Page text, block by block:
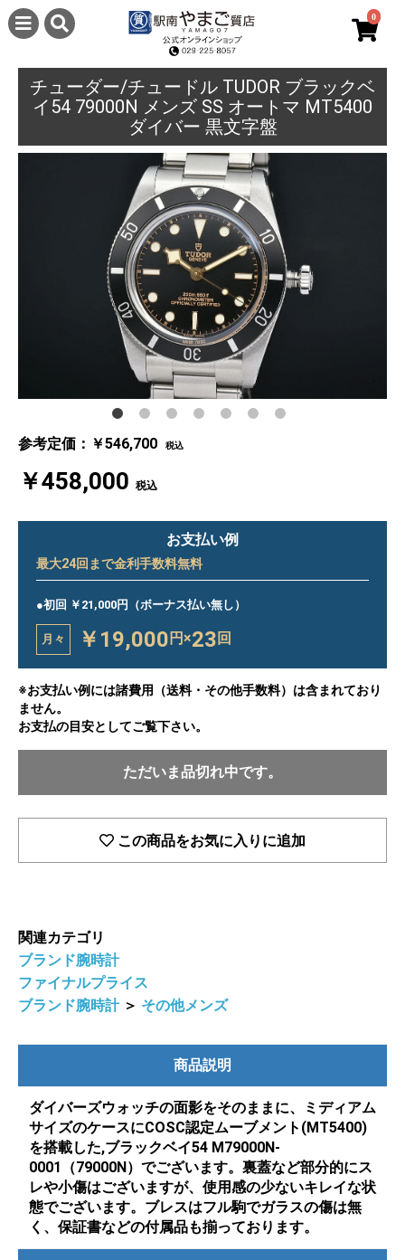
0
チューダー/チュードル TUDOR ブラックベ
イ54 79000N メンズ SS オートマ MT5400
ダイバー 黒文字盤
参考定価：￥546,700 税込
￥458,000 税込
お支払い例
最大24回まで金利手数料無料
●初回 ￥21,000円（ボーナス払い無し）
月々 ￥19,000 円×23 回
※お支払い例には諸費用（送料・その他手数料）は含まれており
ません。
お支払の目安としてご覧下さい。
ただいま品切れ中です。
この商品をお気に入りに追加
関連カテゴリ
ブランド腕時計
ファイナルプライス
ブランド腕時計 ＞ その他メンズ
商品説明
ダイバーズウォッチの面影をそのままに、ミディアム
サイズのケースにCOSC認定ムーブメント(MT5400)
を搭載した,ブラックベイ54 M79000N-
0001（79000N）でございます。裏蓋など部分的にス
レや小傷はございますが、使用感の少ないキレイな状
態でございます。ブレスはフル駒でガラスの傷は無
く、保証書などの付属品も揃っております。